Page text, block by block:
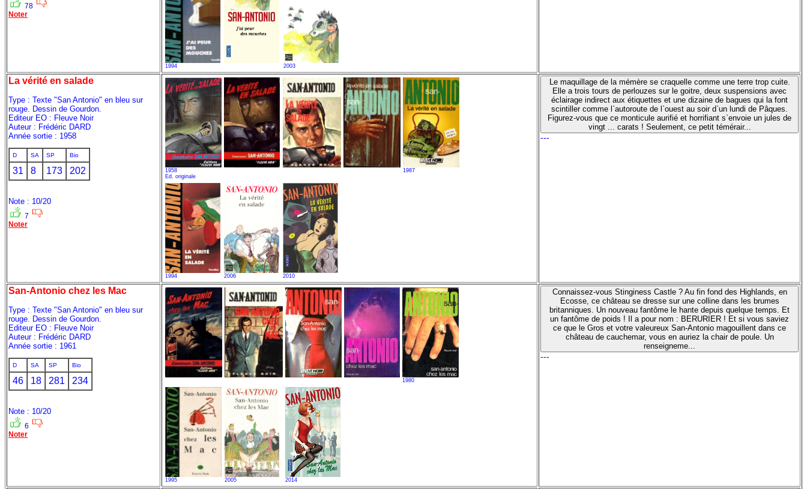
78
Noter
1994 2003
La vérité en salade
Type : Texte "San Antonio" en bleu sur
rouge. Dessin de Gourdon.
Editeur EO : Fleuve Noir
Auteur : Frédéric DARD
Année sortie : 1958
D SA SP Bio
31 8 173 202
Note : 10/20
7
Noter
1958
Ed. originale
1987
1994 2006 2010
Le maquillage de la mémère se craquelle comme une terre trop cuite.
Elle a trois tours de perlouzes sur le goitre, deux suspensions avec
éclairage indirect aux étiquettes et une dizaine de bagues qui la font
scintiller comme l`autoroute de l`ouest au soir d`un lundi de Pâques.
Figurez-vous que ce monticule aurifié et horrifiant s`envoie un jules de
vingt ... carats ! Seulement, ce petit témérair...
---
San-Antonio chez les Mac
Type : Texte "San Antonio" en bleu sur
rouge. Dessin de Gourdon.
Editeur EO : Fleuve Noir
Auteur : Frédéric DARD
Année sortie : 1961
D SA SP Bio
46 18 281 234
Note : 10/20
6
Noter
1980
1995 2005 2014
Connaissez-vous Stinginess Castle ? Au fin fond des Highlands, en
Ecosse, ce château se dresse sur une colline dans les brumes
britanniques. Un nouveau fantôme le hante depuis quelque temps. Et
un fantôme de poids ! Il a pour nom : BERURIER ! Et si vous saviez
ce que le Gros et votre valeureux San-Antonio magouillent dans ce
château de cauchemar, vous en auriez la chair de poule. Un
renseigneme...
---